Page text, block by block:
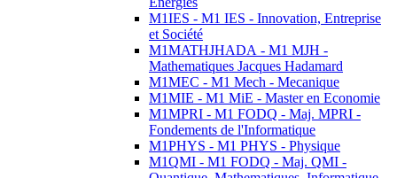
M1IES - M1 IES - Innovation, Entreprise
et Société
M1MATHJHADA - M1 MJH -
Mathematiques Jacques Hadamard
M1MEC - M1 Mech - Mecanique
M1MIE - M1 MiE - Master en Economie
M1MPRI - M1 FODQ - Maj. MPRI -
Fondements de l'Informatique
M1PHYS - M1 PHYS - Physique
M1QMI - M1 FODQ - Maj. QMI -